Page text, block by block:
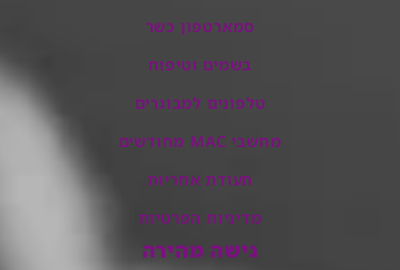
סמארטפון כשר
בשמים וטיפוח
טלפונים למבוגרים
מחשבי MAC מחודשים
תעודת אחריות
מדיניות הפרטיות
גישה מהירה